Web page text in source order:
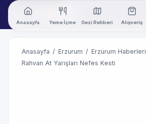
Anasayfa Yeme İçme Gezi Rehberi Alışveriş
Anasayfa / Erzurum / Erzurum Haberleri
Rahvan At Yarışları Nefes Kesti